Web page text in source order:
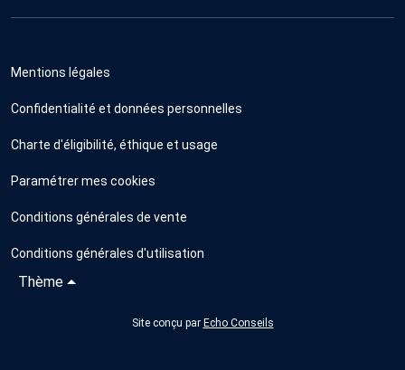
Mentions légales
Confidentialité et données personnelles
Charte d'éligibilité, éthique et usage
Paramétrer mes cookies
Conditions générales de vente
Conditions générales d'utilisation
Thème
Site conçu par Echo Conseils